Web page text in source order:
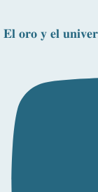
𝐄𝐥 𝐨𝐫𝐨 𝐲 𝐞𝐥